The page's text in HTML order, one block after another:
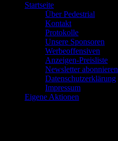
Startseite
Über Pedestrial
Kontakt
Protokolle
Unsere Sponsoren
Werbeoffensiven
Anzeigen-Preisliste
Newsletter abonnieren
Datenschutzerklärung
Impressum
Eigene Aktionen